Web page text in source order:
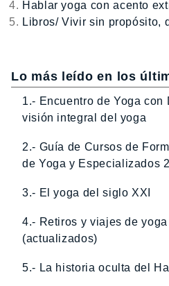
Hablar yoga con acento
Libros/ Vivir sin propósito,
Lo más leído en los
1.- Encuentro de Yoga con
visión integral del yoga
2.- Guía de Cursos de
de Yoga y Especializados
3.- El yoga del siglo XXI
4.- Retiros y viajes de
(actualizados)
5.- La historia oculta del